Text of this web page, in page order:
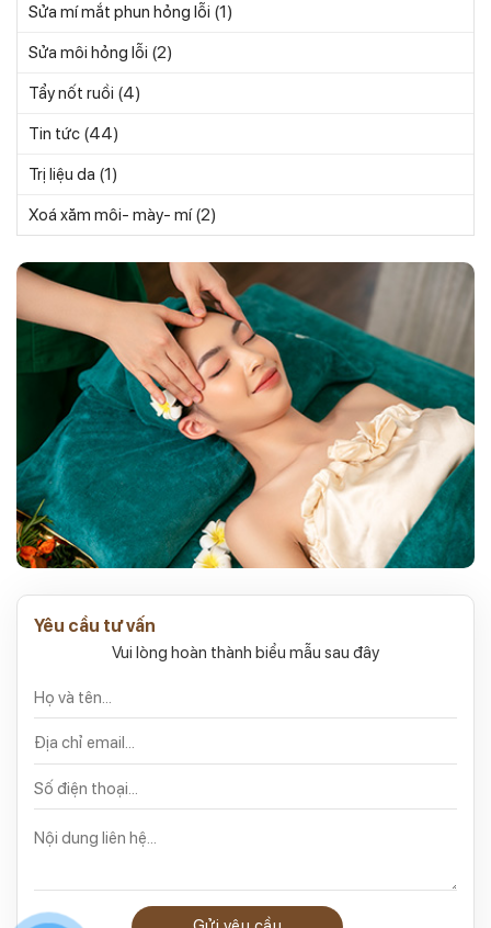
Sửa mí mắt phun hỏng lỗi (1)
Sửa môi hỏng lỗi (2)
Tẩy nốt ruồi (4)
Tin tức (44)
Trị liệu da (1)
Xoá xăm môi- mày- mí(2)
Yêu cầu tư vấn
Vui lòng hoàn thành biểu mẫu sau đây